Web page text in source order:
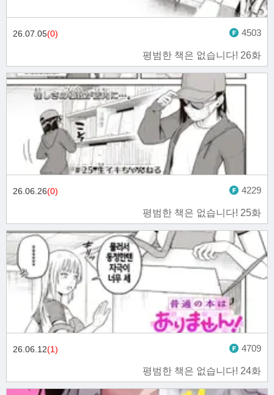
평범한 책은 없습니다! 26화
26.07.05(0) 4503
평범한 책은 없습니다! 25화
26.06.26(0) 4229
평범한 책은 없습니다! 24화
26.06.12(1) 4709